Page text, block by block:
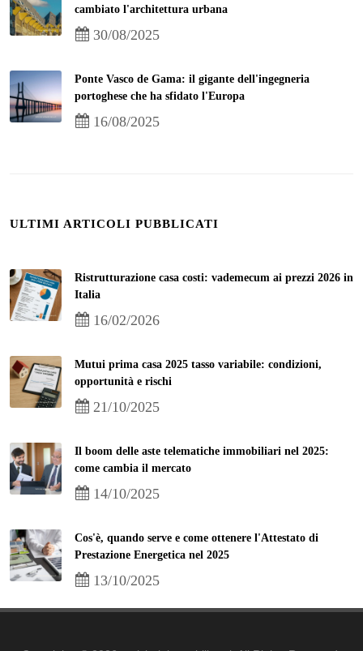
cambiato l'architettura urbana
30/08/2025
Ponte Vasco de Gama: il gigante dell'ingegneria
portoghese che ha sfidato l'Europa
16/08/2025
ULTIMI ARTICOLI PUBBLICATI
Ristrutturazione casa costi: vademecum ai prezzi 2026 in
Italia
16/02/2026
Mutui prima casa 2025 tasso variabile: condizioni,
opportunità e rischi
21/10/2025
Il boom delle aste telematiche immobiliari nel 2025:
come cambia il mercato
14/10/2025
Cos'è, quando serve e come ottenere l'Attestato di
Prestazione Energetica nel 2025
13/10/2025